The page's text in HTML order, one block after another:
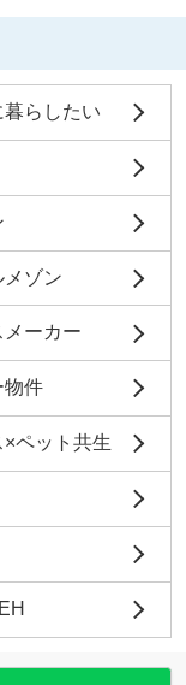
暮らしたい
メゾン
メーカー
物件
×ペット共生